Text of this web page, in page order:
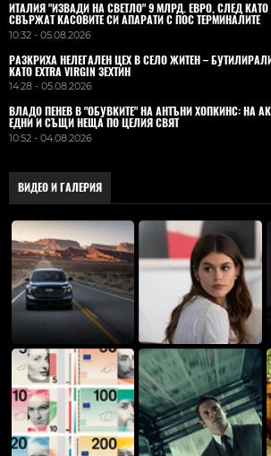
ИТАЛИЯ "ИЗВАДИ НА СВЕТЛО" 9 МЛРД. ЕВРО, СЛЕД
СВЪРЖАТ КАСОВИТЕ СИ АПАРАТИ С ПОС ТЕРМИНАЛИТЕ
10:32 - 05.08.2026
РАЗКРИХА НЕЛЕГАЛЕН ЦЕХ В СЕЛО ЖИТЕН –
КАТО EXTRA VIRGIN ЗЕХТИН
14:28 - 05.08.2026
ВЛАДO ПЕНЕВ В "ОБУВКИТЕ" НА АНТЪНИ ХОПКИНС: НА
ЕДНИ И СЪЩИ НЕЩА ПО ЦЕЛИЯ СВЯТ
10:52 - 04.08.2026
ВИДЕО И ГАЛЕРИЯ